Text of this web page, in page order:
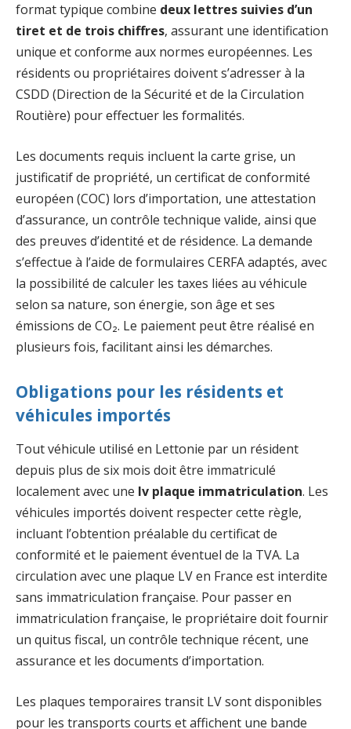
format typique combine deux lettres suivies d’un
tiret et de trois chiffres, assurant une identification
unique et conforme aux normes européennes. Les
résidents ou propriétaires doivent s’adresser à la
CSDD (Direction de la Sécurité et de la Circulation
Routière) pour effectuer les formalités.
Les documents requis incluent la carte grise, un
justificatif de propriété, un certificat de conformité
européen (COC) lors d’importation, une attestation
d’assurance, un contrôle technique valide, ainsi que
des preuves d’identité et de résidence. La demande
s’effectue à l’aide de formulaires CERFA adaptés, avec
la possibilité de calculer les taxes liées au véhicule
selon sa nature, son énergie, son âge et ses
émissions de CO₂. Le paiement peut être réalisé en
plusieurs fois, facilitant ainsi les démarches.
Obligations pour les résidents et
véhicules importés
Tout véhicule utilisé en Lettonie par un résident
depuis plus de six mois doit être immatriculé
localement avec une lv plaque immatriculation. Les
véhicules importés doivent respecter cette règle,
incluant l’obtention préalable du certificat de
conformité et le paiement éventuel de la TVA. La
circulation avec une plaque LV en France est interdite
sans immatriculation française. Pour passer en
immatriculation française, le propriétaire doit fournir
un quitus fiscal, un contrôle technique récent, une
assurance et les documents d’importation.
Les plaques temporaires transit LV sont disponibles
pour les transports courts et affichent une bande